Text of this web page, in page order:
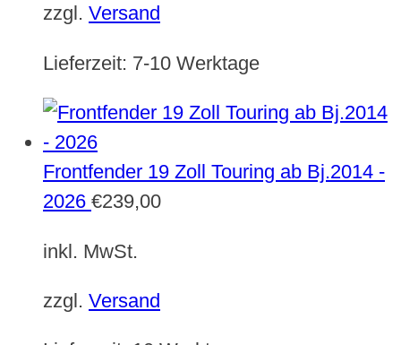
zzgl. Versand
Lieferzeit: 7-10 Werktage
Frontfender 19 Zoll Touring ab Bj.2014 -
2026 €239,00
inkl. MwSt.
zzgl. Versand